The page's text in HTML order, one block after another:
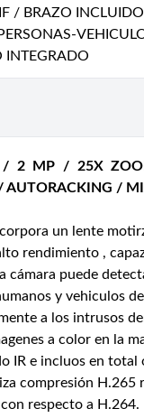
/ BRAZO
INTEGRADO
/ 2 MP / 25X
AUTORACKING /
un lente
rendimiento ,
cámara puede
y vehiculos
a los intrusos
a color en la
IR e incluos en total
compresión H.265
respecto a H.264.